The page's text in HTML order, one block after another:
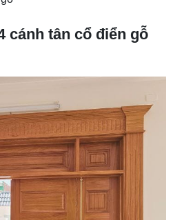
cánh tân cổ điển gỗ